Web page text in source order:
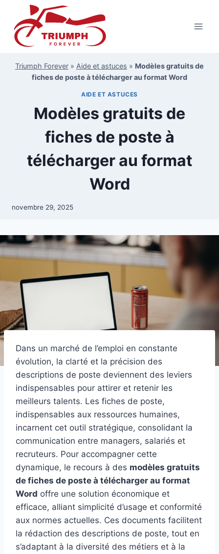
contenu
Triumph Forever » Aide et astuces » Modèles gratuits de
fiches de poste à télécharger au format Word
AIDE ET ASTUCES
Modèles gratuits de
fiches de poste à
télécharger au format
Word
novembre 29, 2025
Dans un marché de l’emploi en constante
évolution, la clarté et la précision des
descriptions de poste deviennent des leviers
indispensables pour attirer et retenir les
meilleurs talents. Les fiches de poste,
indispensables aux ressources humaines,
incarnent cet outil stratégique, consolidant la
communication entre managers, salariés et
recruteurs. Pour accompagner cette
dynamique, le recours à des modèles gratuits
de fiches de poste à télécharger au format
Word offre une solution économique et
efficace, alliant simplicité d’usage et conformité
aux normes actuelles. Ces documents facilitent
la rédaction des descriptions de poste, tout en
s’adaptant à la diversité des métiers et à la